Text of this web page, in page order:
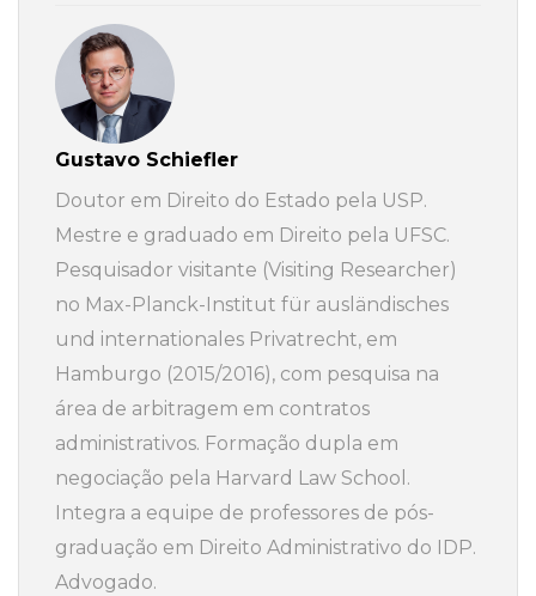
Gustavo Schiefler
Doutor em Direito do Estado pela USP.
Mestre e graduado em Direito pela UFSC.
Pesquisador visitante (Visiting Researcher)
no Max-Planck-Institut für ausländisches
und internationales Privatrecht, em
Hamburgo (2015/2016), com pesquisa na
área de arbitragem em contratos
administrativos. Formação dupla em
negociação pela Harvard Law School.
Integra a equipe de professores de pós-
graduação em Direito Administrativo do IDP.
Advogado.